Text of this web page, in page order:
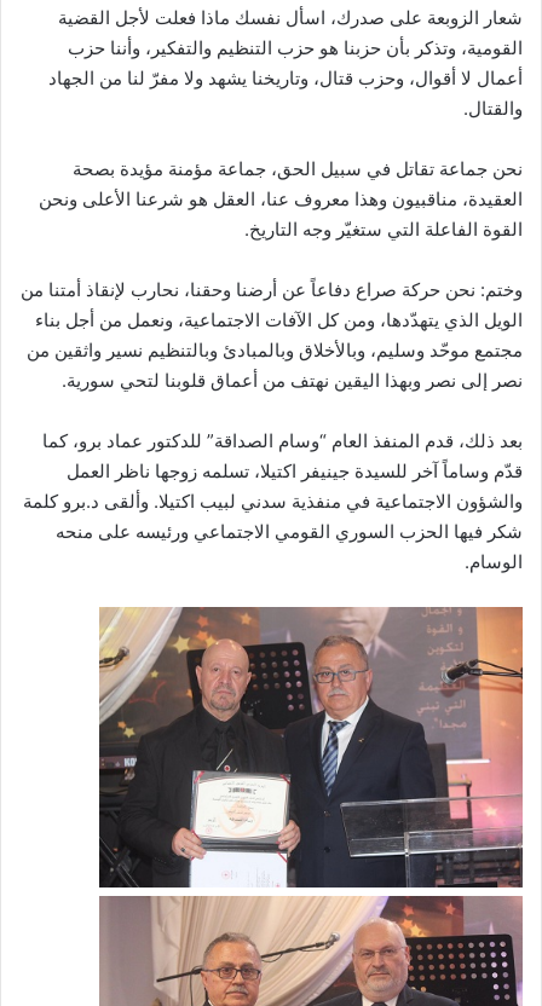
شعار الزوبعة على صدرك، اسأل نفسك ماذا فعلت لأجل القضية
القومية، وتذكر بأن حزبنا هو حزب التنظيم والتفكير، وأننا حزب
أعمال لا أقوال، وحزب قتال، وتاريخنا يشهد ولا مفرّ لنا من الجهاد
والقتال.
نحن جماعة تقاتل في سبيل الحق، جماعة مؤمنة مؤيدة بصحة
العقيدة، مناقبيون وهذا معروف عنا، العقل هو شرعنا الأعلى ونحن
القوة الفاعلة التي ستغيّر وجه التاريخ.
وختم: نحن حركة صراع دفاعاً عن أرضنا وحقنا، نحارب لإنقاذ أمتنا من
الويل الذي يتهدّدها، ومن كل الآفات الاجتماعية، ونعمل من أجل بناء
مجتمع موحّد وسليم، وبالأخلاق وبالمبادئ وبالتنظيم نسير واثقين من
نصر إلى نصر وبهذا اليقين نهتف من أعماق قلوبنا لتحي سورية.
بعد ذلك، قدم المنفذ العام “وسام الصداقة” للدكتور عماد برو، كما
قدّم وساماً آخر للسيدة جينيفر اكتيلا، تسلمه زوجها ناظر العمل
والشؤون الاجتماعية في منفذية سدني لبيب اكتيلا. وألقى د.برو كلمة
شكر فيها الحزب السوري القومي الاجتماعي ورئيسه على منحه
الوسام.